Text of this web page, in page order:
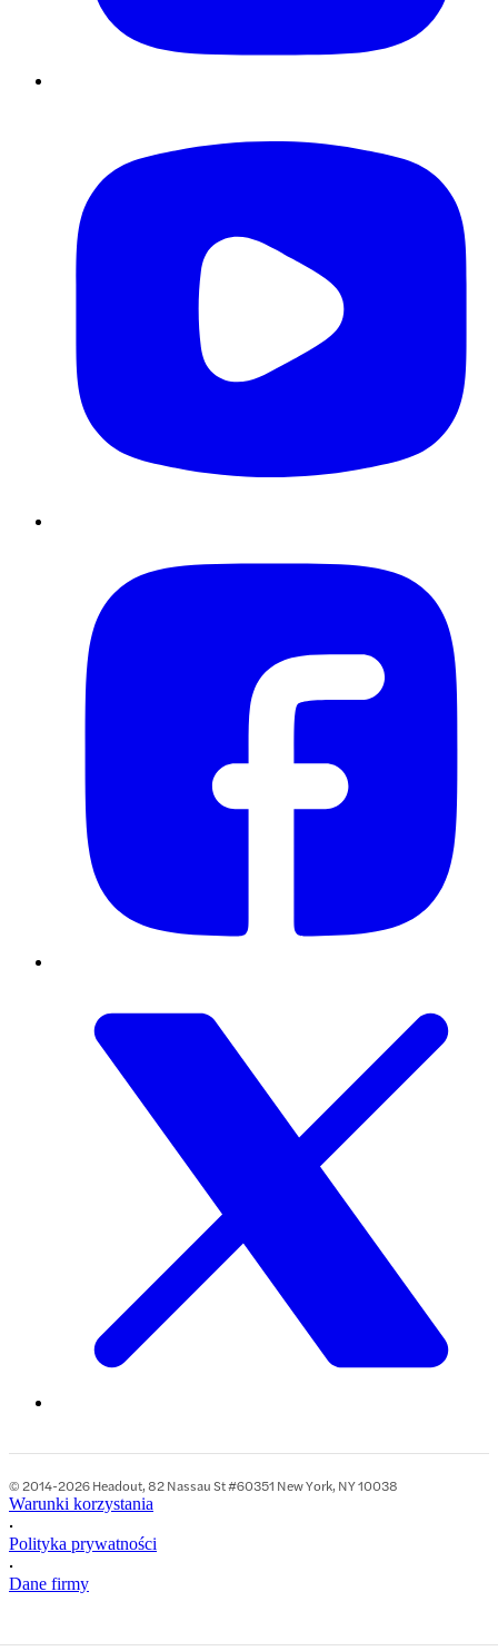
© 2014-2026 Headout, 82 Nassau St #60351 New York, NY 10038
Warunki korzystania
•
Polityka prywatności
•
Dane firmy